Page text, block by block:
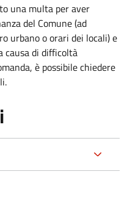
una multa per aver
del Comune (ad
urbano o orari dei locali) e
causa di difficoltà
è possibile chiedere